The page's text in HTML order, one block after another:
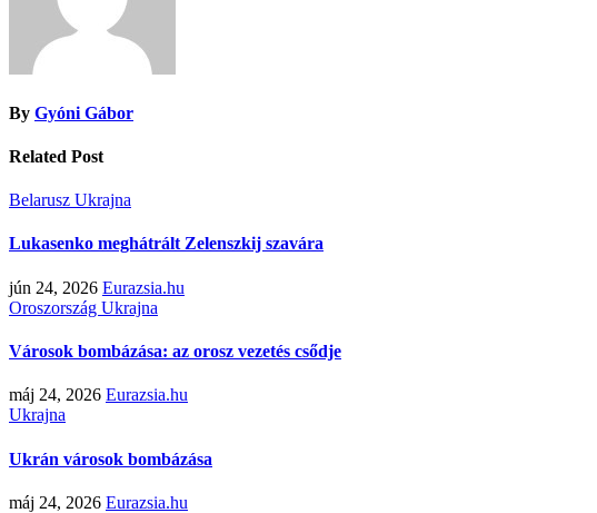
By Gyóni Gábor
Related Post
Belarusz Ukrajna
Lukasenko meghátrált Zelenszkij szavára
jún 24, 2026 Eurazsia.hu
Oroszország Ukrajna
Városok bombázása: az orosz vezetés csődje
máj 24, 2026 Eurazsia.hu
Ukrajna
Ukrán városok bombázása
máj 24, 2026 Eurazsia.hu